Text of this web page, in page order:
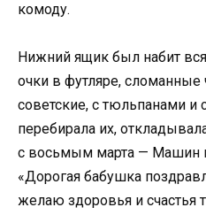
комоду.
Нижний ящик был набит
очки в футляре,
советские, с тюльпанами
перебирала их,
с восьмым марта — Машин
«Дорогая бабушка
желаю здоровья и счастья